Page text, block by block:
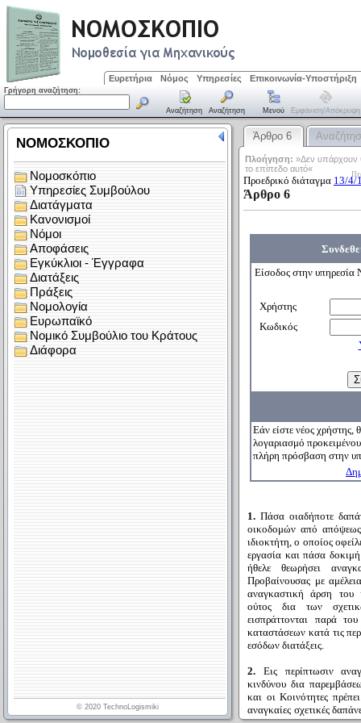
Ευρετήρια Νόμος Υπηρεσίες Επικοινωνία-Υποστήριξη
Γρήγορη αναζήτηση:
Αναζήτηση Αναζήτηση Μενού Εμφάνιση/απόκρυψη
Άρθρο 6